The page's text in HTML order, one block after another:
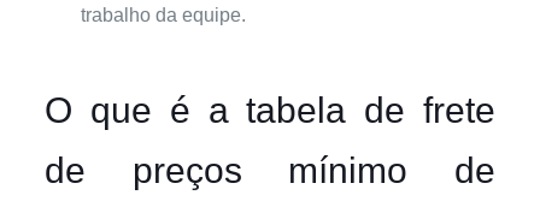
trabalho da equipe.
O que é a tabela de frete
de preços mínimo de